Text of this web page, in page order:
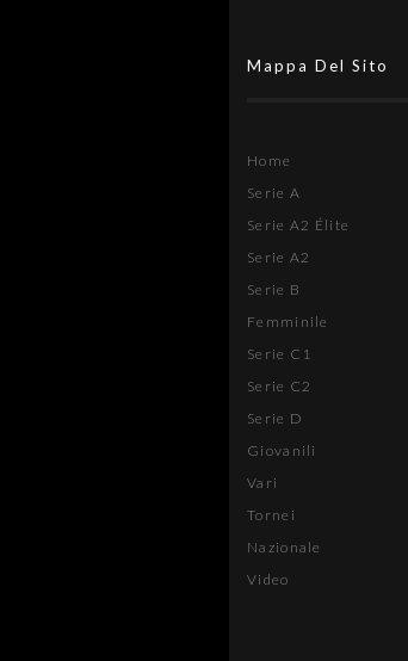
Mappa Del Sito
Home
Serie A
Serie A2 Élite
Serie A2
Serie B
Femminile
Serie C1
Serie C2
Serie D
Giovanili
Vari
Tornei
Nazionale
Video